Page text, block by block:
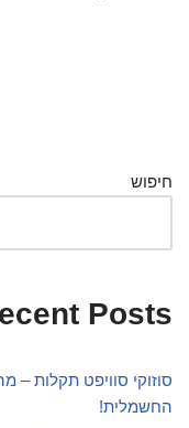
חיפוש
Posts
סוזוקי סוויפט תקלות
החשמלית!